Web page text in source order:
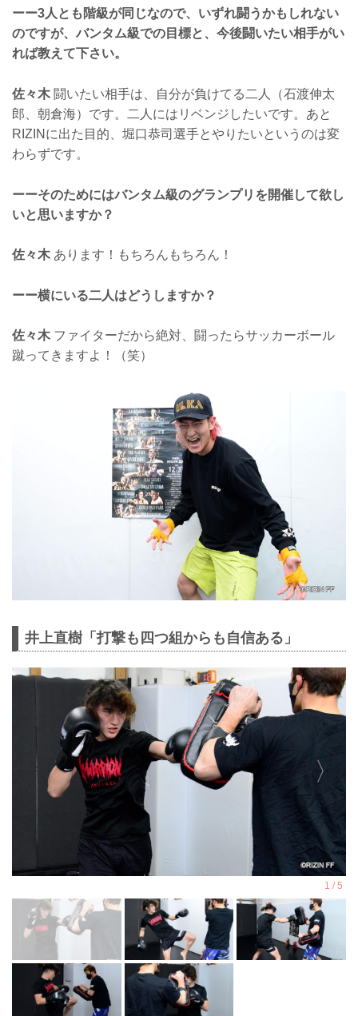
ーー3人とも階級が同じなので、いずれ闘うかもしれない
のですが、バンタム級での目標と、今後闘いたい相手がい
れば教えて下さい。
佐々木 闘いたい相手は、自分が負けてる二人（石渡伸太
郎、朝倉海）です。二人にはリベンジしたいです。あと
RIZINに出た目的、堀口恭司選手とやりたいというのは変
わらずです。
ーーそのためにはバンタム級のグランプリを開催して欲し
いと思いますか？
佐々木 あります！もちろんもちろん！
ーー横にいる二人はどうしますか？
佐々木 ファイターだから絶対、闘ったらサッカーボール
蹴ってきますよ！（笑）
井上直樹「打撃も四つ組からも自信ある」